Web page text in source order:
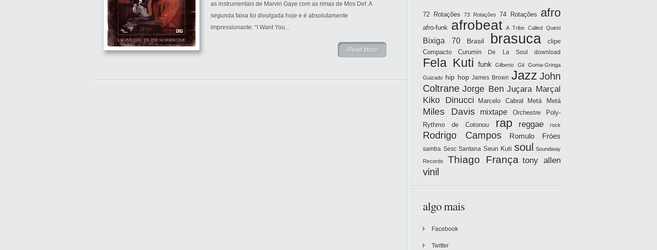
as instrumentais de Marvin Gaye com as rimas de Mos Def. A
segunda faixa foi divulgada hoje e é absolutamente
impressionante: “I Want You...
Read More
72 Rotações 73 Rotações 74 Rotações afro
afro-funk afrobeat A Tribe Called Quest
Bixiga 70 Brasil brasuca
clipe
Compacto
Curumin De La Soul download
Fela Kuti funk Gilberto Gil Goma-Gringa
Guizado hip hop James Brown Jazz John
Coltrane Jorge Ben Juçara Marçal
Kiko Dinucci Marcelo Cabral Metá Metá
Miles Davis mixtape
Orchestre Poly-
Rythmo de Cotonou
rap reggae rock
Rodrigo Campos Romulo Fróes
samba Sesc Santana Seun Kuti soul Soundway
Records Thiago França tony allen
vinil
algo mais
Facebook
Twitter